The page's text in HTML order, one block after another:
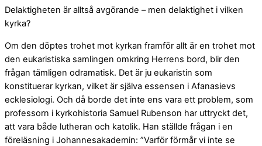
Delaktigheten är alltså avgörande – men delaktighet i vilken
kyrka?
Om den döptes trohet mot kyrkan framför allt är en trohet mot
den eukaristiska samlingen omkring Herrens bord, blir den
frågan tämligen odramatisk. Det är ju eukaristin som
konstituerar kyrkan, vilket är själva essensen i Afanasievs
ecklesiologi. Och då borde det inte ens vara ett problem, som
professorn i kyrkohistoria Samuel Rubenson har uttryckt det,
att vara både lutheran och katolik. Han ställde frågan i en
föreläsning i Johannesakademin: ”Varför förmår vi inte se